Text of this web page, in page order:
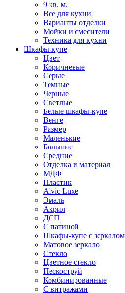
9 кв. м.
Все для кухни
Варианты отделки
Мойки и смесители
Техника для кухни
Шкафы-купе
Цвет
Коричневые
Серые
Темные
Черные
Светлые
Белые шкафы-купе
Венге
Размер
Маленькие
Большие
Средние
Отделка и материал
МДФ
Пластик
Alvic Luxe
Эмаль
Акрил
ДСП
С патиной
Шкафы-купе с зеркалом
Матовое зеркало
Стекло
Цветное стекло
Пескоструй
Комбинированные
С витражами